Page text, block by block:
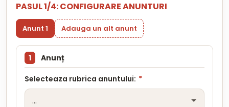
PASUL 1/4: CONFIGURARE ANUNTURI
Anunt 1 Adauga un alt anunt
1 Anunț
Selecteaza rubrica anuntului: *